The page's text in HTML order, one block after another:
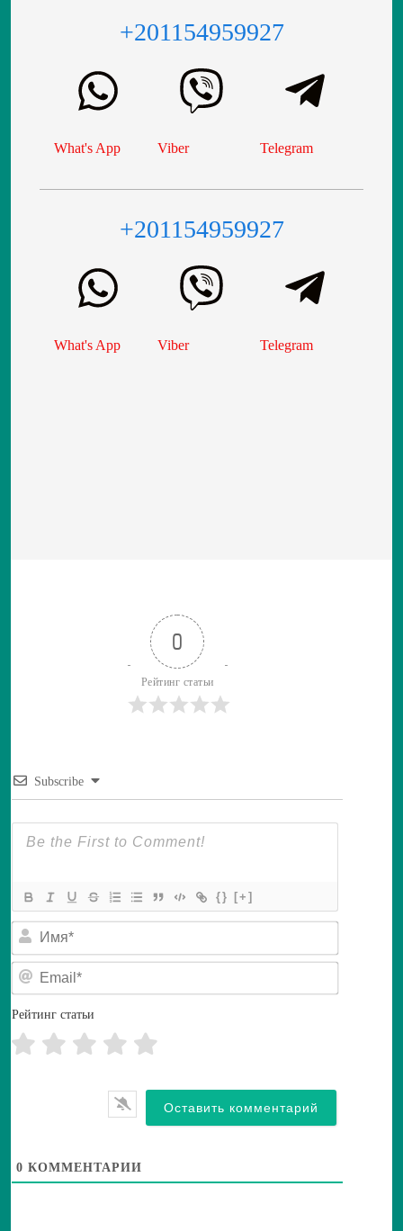
+201154959927
What's App Viber Telegram
+201154959927
What's App Viber Telegram
0
Рейтинг статьи
Subscribe
{} [+]
И
я
E
a
Рейтинг статьи
0 КОММЕНТАРИИ